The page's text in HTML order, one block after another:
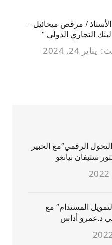
/ مرقص ميخائيل –
التجاري الدولي ”
يناير 24, 2024
الرقمي”مع الخبير
ستيفان نيانغو
المستدام” مع
د.عمرو أداس